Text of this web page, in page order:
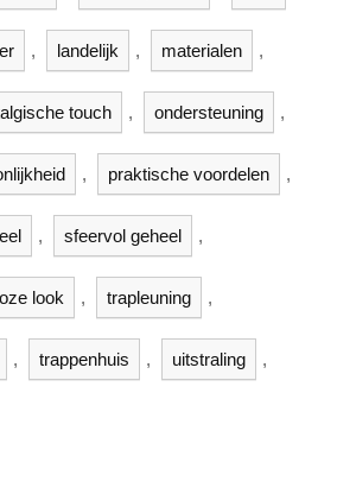
, landelijk , materialen ,
touch , ondersteuning ,
, praktische voordelen ,
, sfeervol geheel ,
look , trapleuning ,
, trappenhuis , uitstraling ,